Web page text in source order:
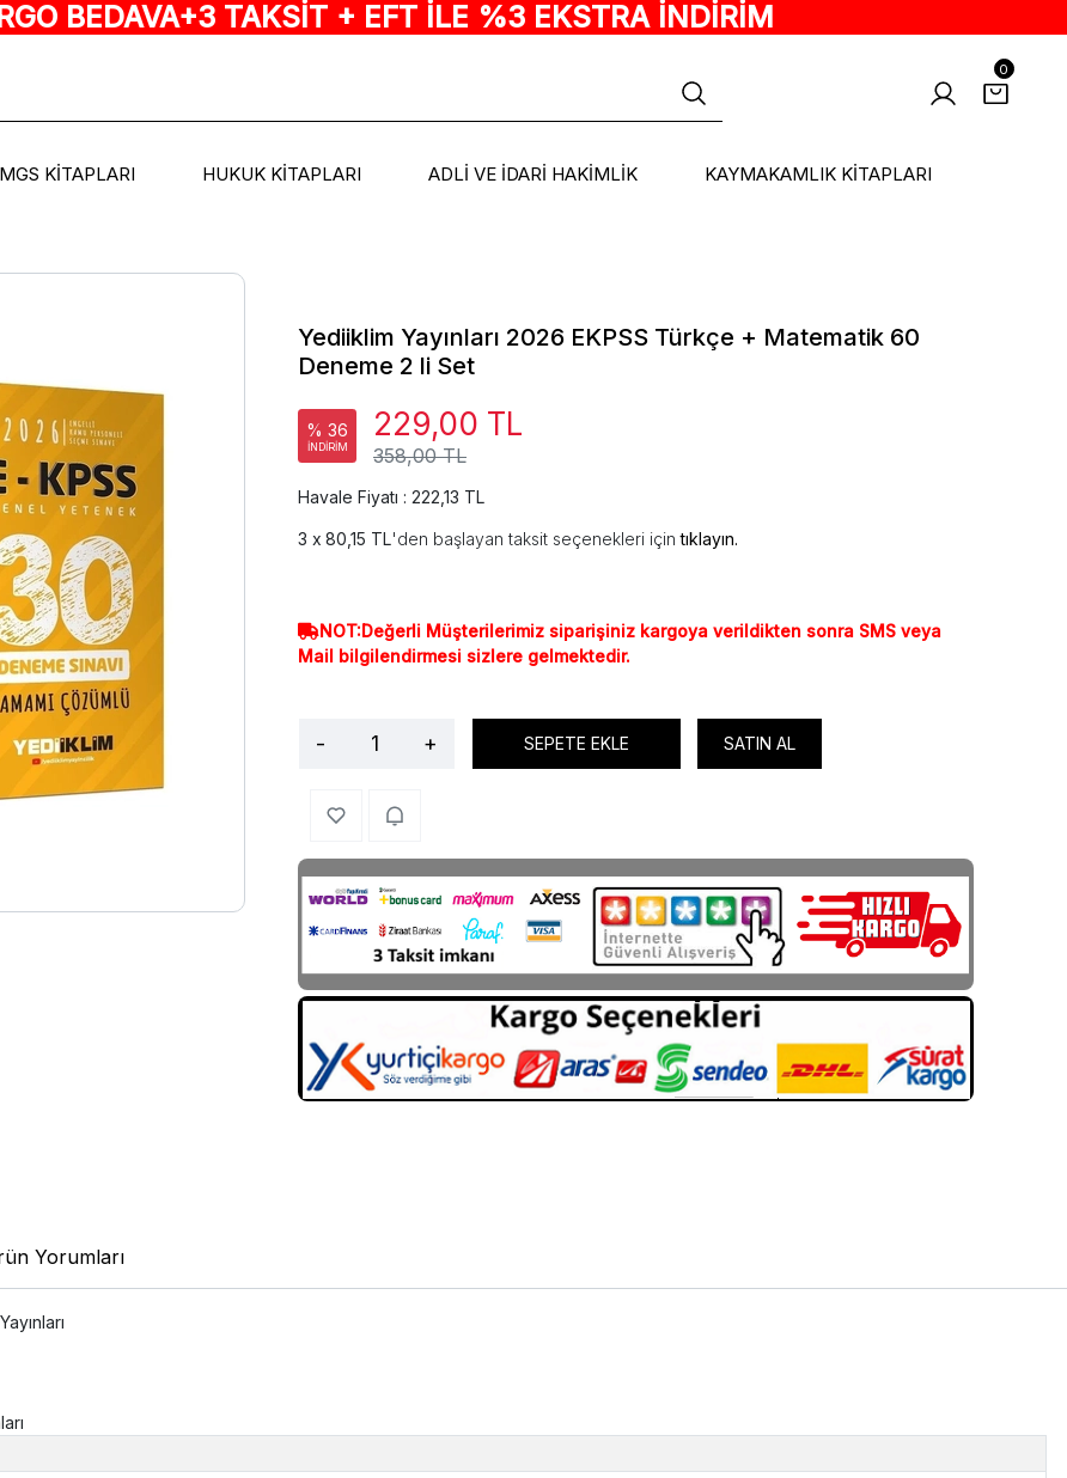
BEDAVA+3 TAKSİT + EFT İLE %3 EKSTRA İNDİRİM
0
KİTAPLARI HUKUK KİTAPLARI ADLİ VE İDARİ HAKİMLİK KAYMAKAMLIK KİTAPLARI
Yediiklim Yayınları 2026 EKPSS Türkçe + Matematik 60
Deneme 2 li Set
% 36
İNDİRİM 358,00 TL
229,00 TL
Havale Fiyatı : 222,13 TL
80,15 TL'den başlayan taksit seçenekleri içintıklayın.
NOT:Değerli Müşterilerimiz siparişiniz kargoya verildikten sonra SMS veya
Mail bilgilendirmesi sizlere gelmektedir.
- + SEPETE EKLE SATIN AL
Yorumları